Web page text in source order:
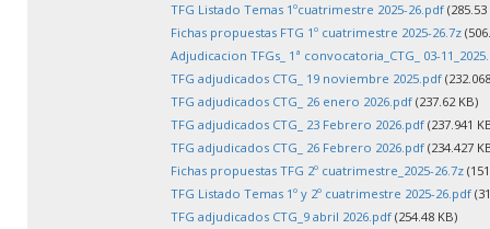
TFG Listado Temas 1ºcuatrimestre 2025-26.pdf (285.53
Fichas propuestas FTG 1º cuatrimestre 2025-26.7z
Adjudicacion TFGs_ 1ª convocatoria_CTG_ 03-
TFG adjudicados CTG_ 19 noviembre 2025.pdf
TFG adjudicados CTG_ 26 enero 2026.pdf (237.62 KB)
TFG adjudicados CTG_ 23 Febrero 2026.pdf (237.941
TFG adjudicados CTG_ 26 Febrero 2026.pdf (234.427
Fichas propuestas TFG 2º cuatrimestre_2025-26.7z
TFG Listado Temas 1º y 2º cuatrimestre 2025-26.pdf
TFG adjudicados CTG_9 abril 2026.pdf (254.48 KB)